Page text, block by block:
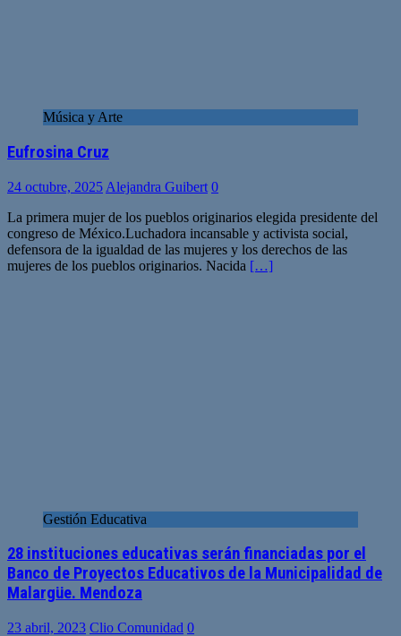
Música y Arte
Eufrosina Cruz
24 octubre, 2025 Alejandra Guibert 0
La primera mujer de los pueblos originarios elegida presidente del
congreso de México.Luchadora incansable y activista social,
defensora de la igualdad de las mujeres y los derechos de las
mujeres de los pueblos originarios. Nacida […]
Gestión Educativa
28 instituciones educativas serán financiadas por el
Banco de Proyectos Educativos de la Municipalidad de
Malargüe. Mendoza
23 abril, 2023 Clio Comunidad 0